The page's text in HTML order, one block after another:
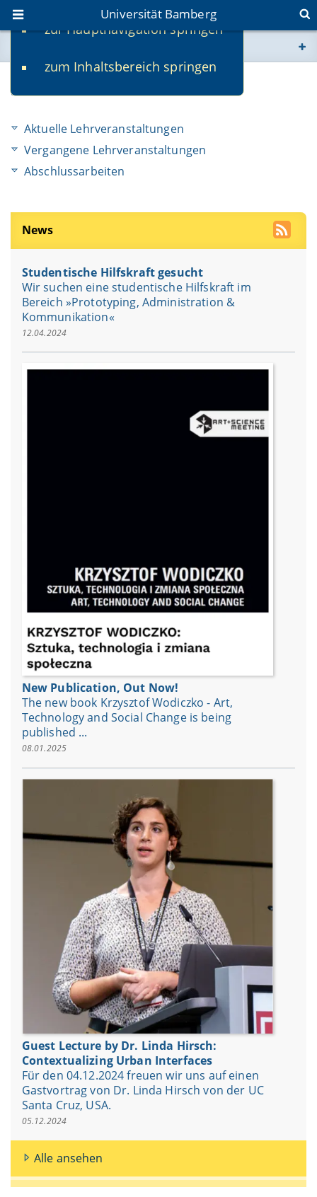
zur Hauptnavigation springen
zum Inhaltsbereich springen
Universität Bamberg
www.uni-bamberg.de
fis.uni-bamberg.de
Studium
Aktuelle Lehrveranstaltungen
Vergangene Lehrveranstaltungen
Abschlussarbeiten
News
Studentische Hilfskraft gesucht
Wir suchen eine studentische Hilfskraft im
Bereich »Prototyping, Administration &
Kommunikation«
12.04.2024
New Publication, Out Now!
The new book Krzysztof Wodiczko - Art,
Technology and Social Change is being
published ...
08.01.2025
Guest Lecture by Dr. Linda Hirsch:
Contextualizing Urban Interfaces
Für den 04.12.2024 freuen wir uns auf einen
Gastvortrag von Dr. Linda Hirsch von der UC
Santa Cruz, USA.
05.12.2024
Alle ansehen